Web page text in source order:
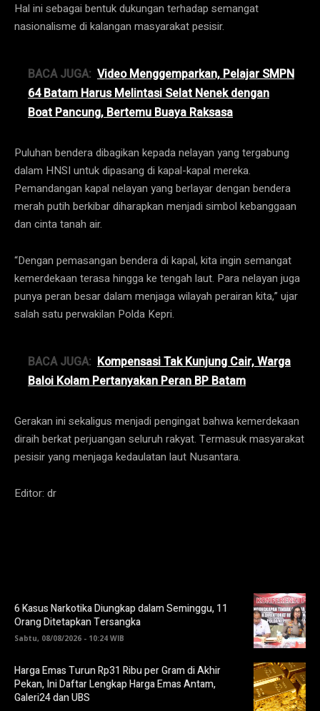
Hal ini sebagai bentuk dukungan terhadap semangat
nasionalisme di kalangan masyarakat pesisir.
BACA JUGA: Video Menggemparkan, Pelajar SMPN
64 Batam Harus Melintasi Selat Nenek dengan
Boat Pancung, Bertemu Buaya Raksasa
Puluhan bendera dibagikan kepada nelayan yang tergabung
dalam HNSI untuk dipasang di kapal-kapal mereka.
Pemandangan kapal nelayan yang berlayar dengan bendera
merah putih berkibar diharapkan menjadi simbol kebanggaan
dan cinta tanah air.
“Dengan pemasangan bendera di kapal, kita ingin semangat
kemerdekaan terasa hingga ke tengah laut. Para nelayan juga
punya peran besar dalam menjaga wilayah perairan kita,” ujar
salah satu perwakilan Polda Kepri.
BACA JUGA: Kompensasi Tak Kunjung Cair, Warga
Baloi Kolam Pertanyakan Peran BP Batam
Gerakan ini sekaligus menjadi pengingat bahwa kemerdekaan
diraih berkat perjuangan seluruh rakyat. Termasuk masyarakat
pesisir yang menjaga kedaulatan laut Nusantara.
Editor: dr
6 Kasus Narkotika Diungkap dalam Seminggu, 11
Orang Ditetapkan Tersangka
Sabtu, 08/08/2026 - 10:24 WIB
Harga Emas Turun Rp31 Ribu per Gram di Akhir
Pekan, Ini Daftar Lengkap Harga Emas Antam,
Galeri24 dan UBS